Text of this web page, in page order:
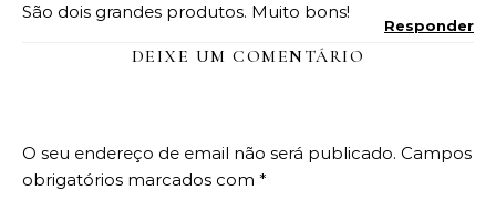
São dois grandes produtos. Muito bons!
Responder
DEIXE UM COMENTÁRIO
O seu endereço de email não será publicado. Campos
obrigatórios marcados com *